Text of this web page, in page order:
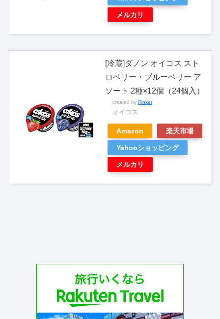
メルカリ
[冷蔵]ダノン オイコス スト
ロベリー・ブルーベリー ア
ソート 2種×12個（24個入）
created by Rinker
オイコス
Amazon 楽天市場
Yahooショッピング
メルカリ